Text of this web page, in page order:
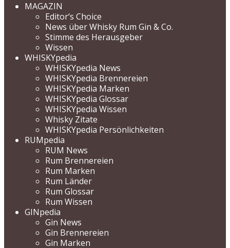
MAGAZIN
Editor‘s Choice
News über Whisky Rum Gin & Co.
Stimme des Herausgeber
Wissen
WHISKYpedia
WHISKYpedia News
WHISKYpedia Brennereien
WHISKYpedia Marken
WHISKYpedia Glossar
WHISKYpedia Wissen
Whisky Zitate
WHISKYpedia Persönlichkeiten
RUMpedia
RUM News
Rum Brennereien
Rum Marken
Rum Länder
Rum Glossar
Rum Wissen
GINpedia
Gin News
Gin Brennereien
Gin Marken